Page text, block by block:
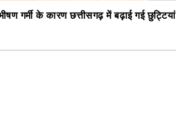
गर्मी के कारण छत्तीसगढ़ में बढ़ाई गई छुट्टियां